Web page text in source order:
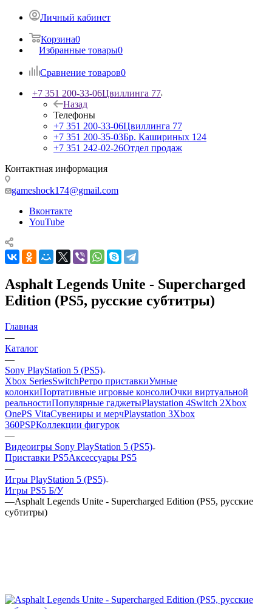
Личный кабинет
Корзина0
Избранные товары0
Сравнение товаров0
+7 351 200-33-06Цвиллинга 77
Назад
Телефоны
+7 351 200-33-06Цвиллинга 77
+7 351 200-35-03Бр. Кашириных 124
+7 351 242-02-26Отдел продаж
Контактная информация
gameshock174@gmail.com
Вконтакте
YouTube
Asphalt Legends Unite - Supercharged
Edition (PS5, русские субтитры)
Главная
—
Каталог
—
Sony PlayStation 5 (PS5)
Xbox SeriesSwitchРетро приставкиУмные
колонкиПортативные игровые консолиОчки виртуальной
реальностиПопулярные гаджетыPlaystation 4Switch 2Xbox
OnePS VitaСувениры и мерчPlaystation 3Xbox
360PSPКоллекции фигурок
—
Видеоигры Sony PlayStation 5 (PS5)
Приставки PS5Аксессуары PS5
—
Игры PlayStation 5 (PS5)
Игры PS5 Б/У
—Asphalt Legends Unite - Supercharged Edition (PS5, русские
субтитры)